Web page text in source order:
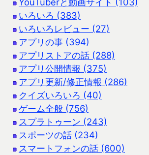
いろいろ (383)
いろいろレビュー (27)
アプリの事 (394)
アプリストアの話 (288)
アプリ公開情報 (375)
アプリ更新/修正情報 (286)
クイズいろいろ (40)
ゲーム全般 (756)
スプラトゥーン (243)
スポーツの話 (234)
スマートフォンの話 (600)